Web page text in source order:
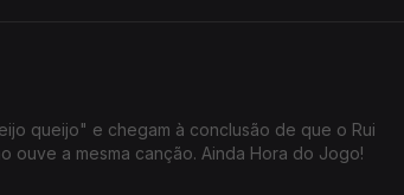
queijo" e chegam à conclusão de que o Rui
ouve a mesma canção. Ainda Hora do Jogo!